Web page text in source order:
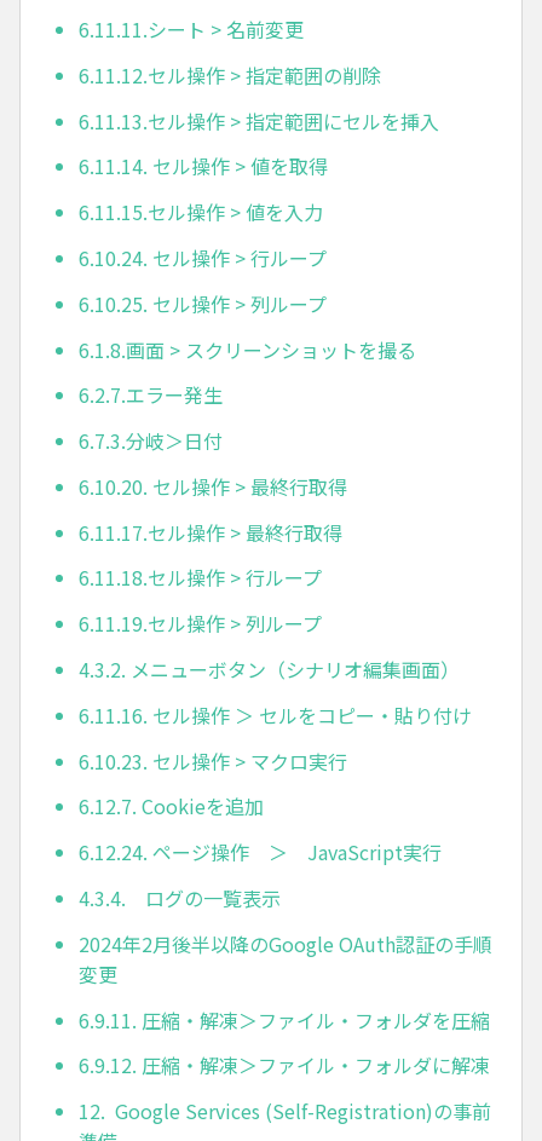
6.11.11.シート > 名前変更
6.11.12.セル操作 > 指定範囲の削除
6.11.13.セル操作 > 指定範囲にセルを挿入
6.11.14. セル操作 > 値を取得
6.11.15.セル操作 > 値を入力
6.10.24. セル操作 > 行ループ
6.10.25. セル操作 > 列ループ
6.1.8.画面 > スクリーンショットを撮る
6.2.7.エラー発生
6.7.3.分岐＞日付
6.10.20. セル操作 > 最終行取得
6.11.17.セル操作 > 最終行取得
6.11.18.セル操作 > 行ループ
6.11.19.セル操作 > 列ループ
4.3.2. メニューボタン（シナリオ編集画面）
6.11.16. セル操作 ＞ セルをコピー・貼り付け
6.10.23. セル操作 > マクロ実行
6.12.7. Cookieを追加
6.12.24. ページ操作 ＞ JavaScript実行
4.3.4. ログの一覧表示
2024年2月後半以降のGoogle OAuth認証の手順
変更
6.9.11. 圧縮・解凍＞ファイル・フォルダを圧縮
6.9.12. 圧縮・解凍＞ファイル・フォルダに解凍
12. Google Services (Self-Registration)の事前